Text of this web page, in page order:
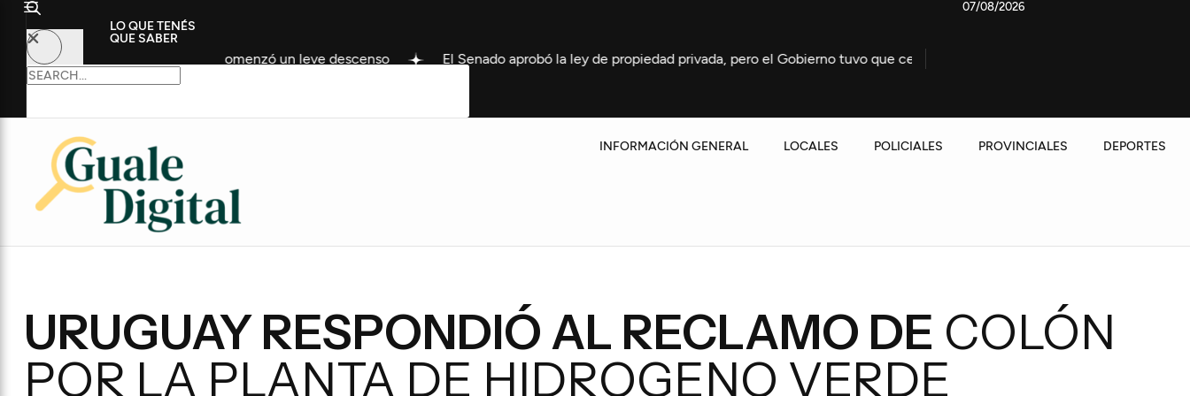
LO QUE TENÉS
QUE SABER
los 3,20 metros y comenzó un leve descenso El Senado aprobó la ley de propiedad privada, pero el Gobierno tuvo que ceder la reforma del Fuego
07/08/2026
INFORMACIÓN GENERAL LOCALES POLICIALES PROVINCIALES DEPORTES
URUGUAY RESPONDIÓ AL RECLAMO DE COLÓN
POR LA PLANTA DE HIDROGENO VERDE